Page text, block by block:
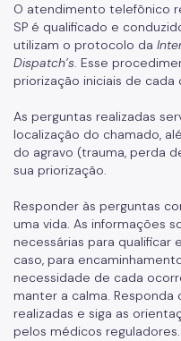
O atendimento telefônico
SP é qualificado e
utilizam o protocolo da
Dispatch’s. Esse
priorização iniciais de cada
As perguntas realizadas
localização do chamado,
do agravo (trauma, perda
sua priorização.
Responder às perguntas
uma vida. As informações
necessárias para qualificar
caso, para
necessidade de cada
manter a calma.
realizadas e siga as
pelos médicos reguladores.